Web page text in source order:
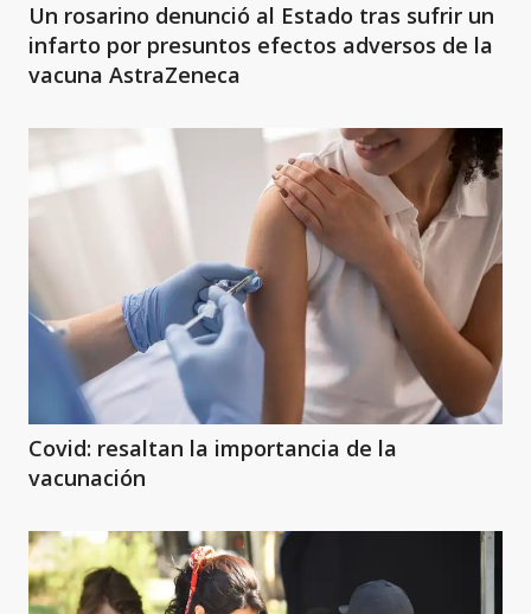
Un rosarino denunció al Estado tras sufrir un
infarto por presuntos efectos adversos de la
vacuna AstraZeneca
Covid: resaltan la importancia de la
vacunación